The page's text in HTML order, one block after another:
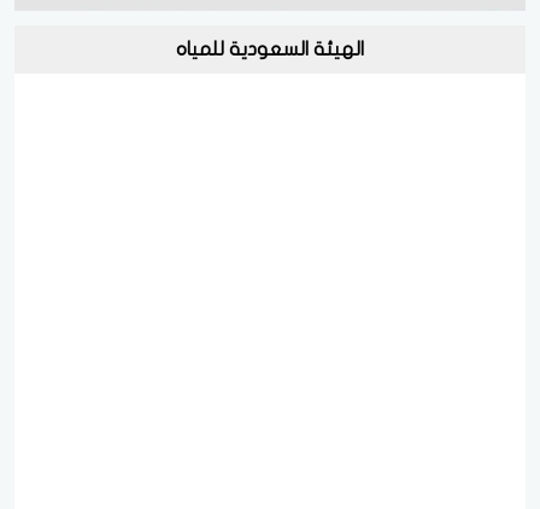
الهيئة السعودية للمياه